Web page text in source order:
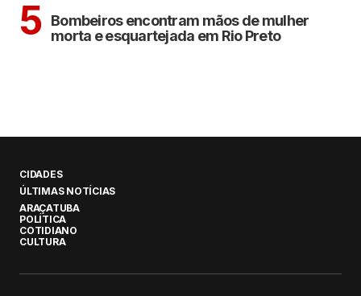
5 Bombeiros encontram mãos de mulher
morta e esquartejada em Rio Preto
CIDADES
ÚLTIMAS NOTÍCIAS
ARAÇATUBA
POLÍTICA
COTIDIANO
CULTURA